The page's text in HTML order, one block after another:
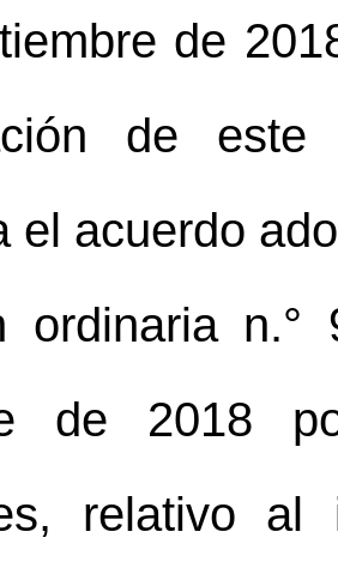
de
de
el acuerdo
ordinaria n.°
de 2018
relativo